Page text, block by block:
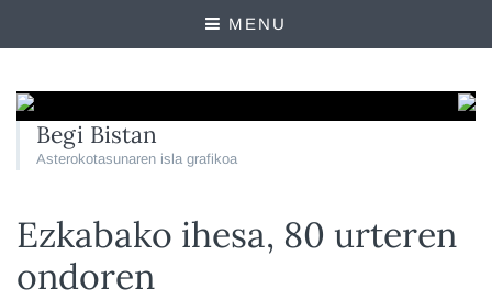
MENU
Begi Bistan
Asterokotasunaren isla grafikoa
Ezkabako ihesa, 80 urteren
ondoren